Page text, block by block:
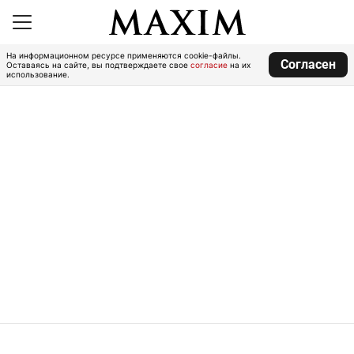
На информационном ресурсе применяются cookie-файлы.
Оставаясь на сайте, вы подтверждаете свое согласие на их
использование.
Согласен